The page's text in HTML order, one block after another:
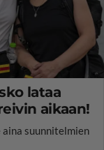
lataa
aikaan!
aina suunnitelmien